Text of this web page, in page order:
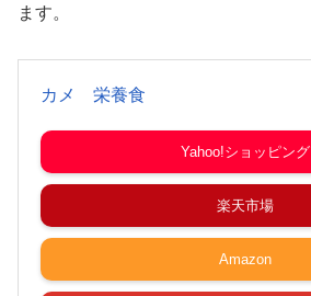
ます。
カメ 栄養食
Yahoo!ショッピング
楽天市場
Amazon